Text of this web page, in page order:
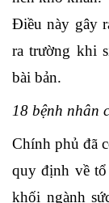
Điều này gây
ra trường khi
bài bản.
18 bệnh nhân
Chính phủ đã
quy định về tổ
khối ngành